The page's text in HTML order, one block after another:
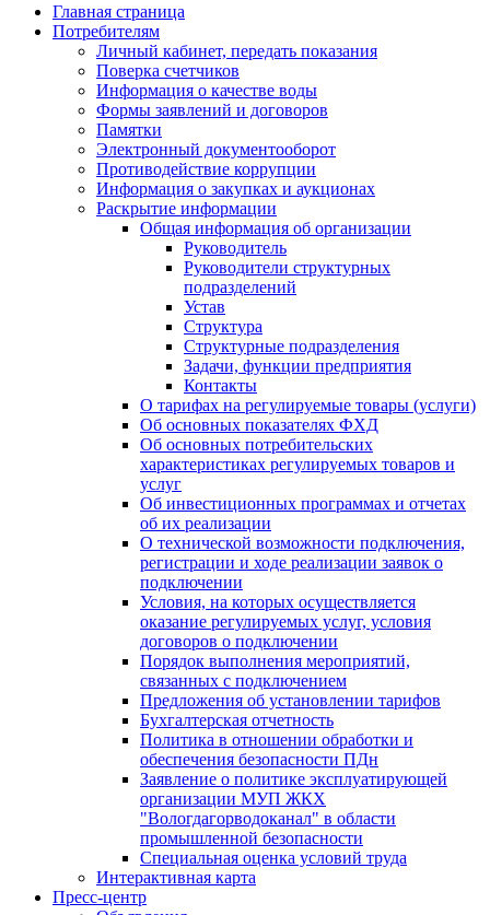
Главная страница
Потребителям
Личный кабинет, передать показания
Поверка счетчиков
Информация о качестве воды
Формы заявлений и договоров
Памятки
Электронный документооборот
Противодействие коррупции
Информация о закупках и аукционах
Раскрытие информации
Общая информация об организации
Руководитель
Руководители структурных
подразделений
Устав
Структура
Структурные подразделения
Задачи, функции предприятия
Контакты
О тарифах на регулируемые товары (услуги)
Об основных показателях ФХД
Об основных потребительских
характеристиках регулируемых товаров и
услуг
Об инвестиционных программах и отчетах
об их реализации
О технической возможности подключения,
регистрации и ходе реализации заявок о
подключении
Условия, на которых осуществляется
оказание регулируемых услуг, условия
договоров о подключении
Порядок выполнения мероприятий,
связанных с подключением
Предложения об установлении тарифов
Бухгалтерская отчетность
Политика в отношении обработки и
обеспечения безопасности ПДн
Заявление о политике эксплуатирующей
организации МУП ЖКХ
"Вологдагорводоканал" в области
промышленной безопасности
Специальная оценка условий труда
Интерактивная карта
Пресс-центр